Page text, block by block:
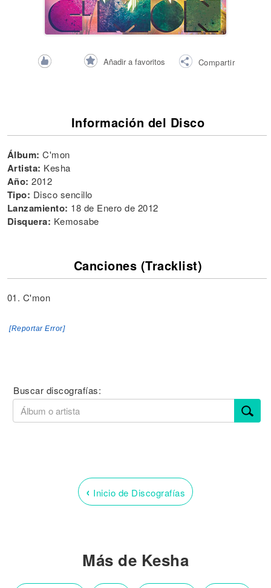
Añadir a favoritos Compartir
Información del Disco
Álbum: C'mon
Artista: Kesha
Año: 2012
Tipo: Disco sencillo
Lanzamiento: 18 de Enero de 2012
Disquera: Kemosabe
Canciones (Tracklist)
01. C'mon
[Reportar Error]
Buscar discografías:
‹ Inicio de Discografías
Más de Kesha